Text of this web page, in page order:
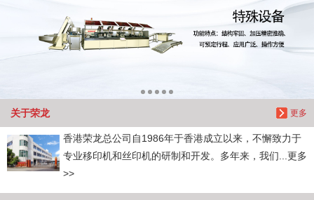
更多
关于荣龙
香港荣龙总公司自1986年于香港成立以来，不懈致力于
专业移印机和丝印机的研制和开发。多年来，我们...更多
>>